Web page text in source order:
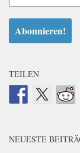
TEILEN
NEUESTE